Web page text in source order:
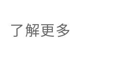
了解更多